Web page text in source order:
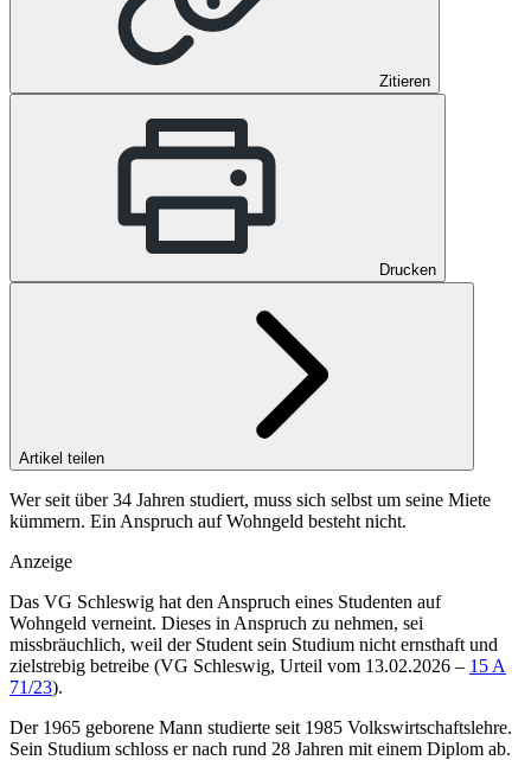
Zitieren
Drucken
Artikel teilen
Wer seit über 34 Jahren studiert, muss sich selbst um seine Miete
kümmern. Ein Anspruch auf Wohngeld besteht nicht.
Anzeige
Das VG Schleswig hat den Anspruch eines Studenten auf
Wohngeld verneint. Dieses in Anspruch zu nehmen, sei
missbräuchlich, weil der Student sein Studium nicht ernsthaft und
zielstrebig betreibe (VG Schleswig, Urteil vom 13.02.2026 – 15 A
71/23).
Der 1965 geborene Mann studierte seit 1985 Volkswirtschaftslehre.
Sein Studium schloss er nach rund 28 Jahren mit einem Diplom ab.